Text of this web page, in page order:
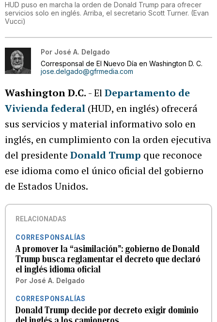
HUD puso en marcha la orden de Donald Trump para ofrecer
servicios solo en inglés. Arriba, el secretario Scott Turner. (Evan
Vucci)
Por José A. Delgado
Corresponsal de El Nuevo Día en Washington D. C.
jose.delgado@gfrmedia.com
Washington D.C. - ElDepartamento de
Vivienda federal (HUD, en inglés) ofrecerá
sus servicios y material informativo solo en
inglés, en cumplimiento con la orden ejecutiva
del presidente Donald Trump que reconoce
ese idioma como el único oficial del gobierno
de Estados Unidos.
RELACIONADAS
CORRESPONSALÍAS
A promover la “asimilación”: gobierno de Donald
Trump busca reglamentar el decreto que declaró
el inglés idioma oficial
Por José A. Delgado
CORRESPONSALÍAS
Donald Trump decide por decreto exigir dominio